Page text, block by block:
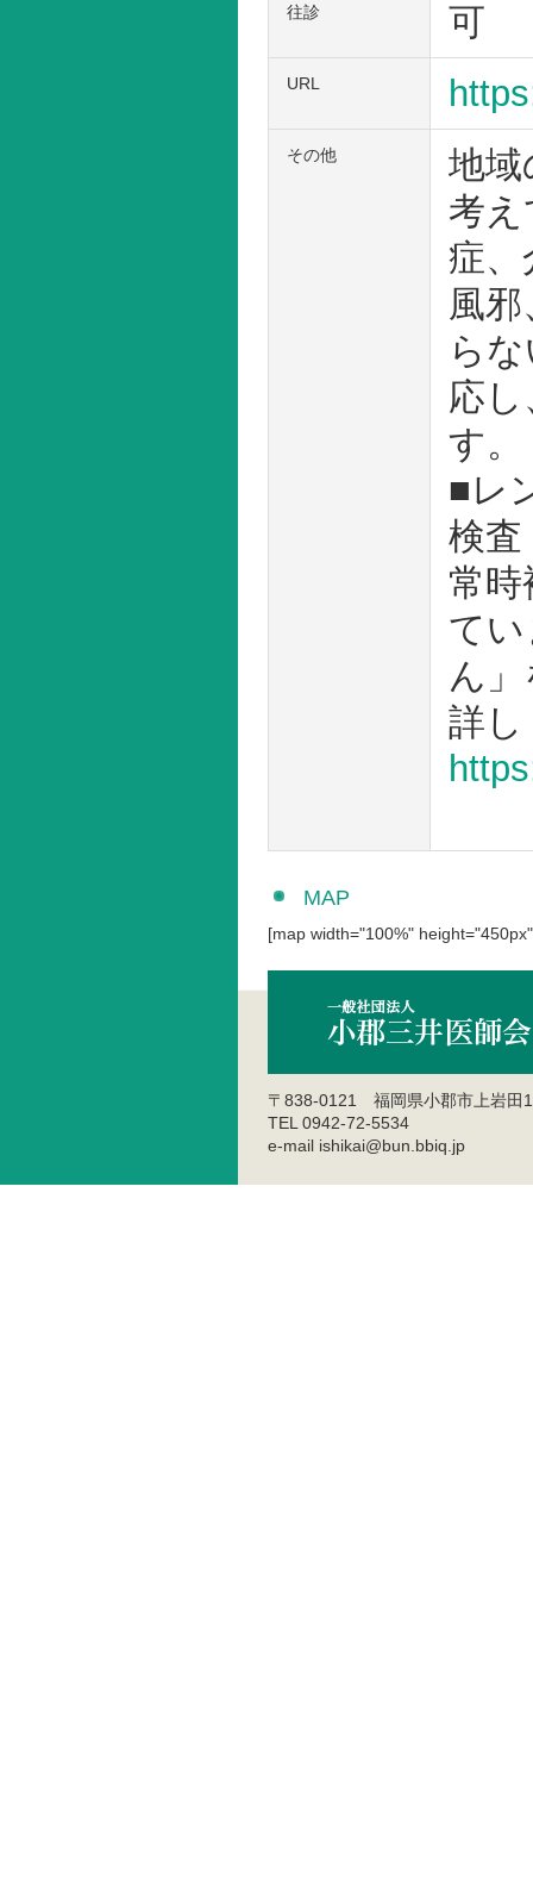
往診 可
URL
その他
地域
考
症、
風
ら
応
す。
■レ
検査
常
て
ん
詳し
MAP
[map width="100%"
〒838-0121 福岡県小郡市上岩田
TEL 0942-72-5534
e-mail ishikai@bun.bbiq.jp